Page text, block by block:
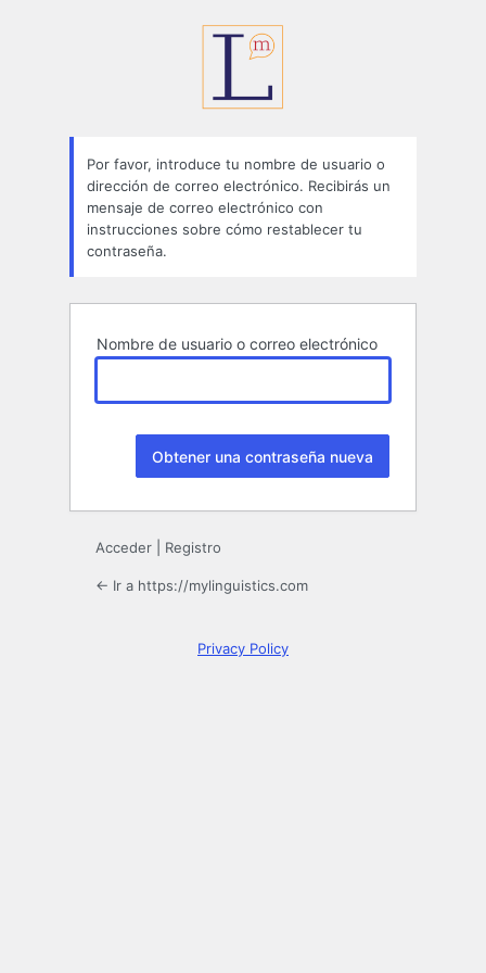
Por favor, introduce tu nombre de usuario o
dirección de correo electrónico. Recibirás un
mensaje de correo electrónico con
instrucciones sobre cómo restablecer tu
contraseña.
Nombre de usuario o correo electrónico
Acceder Registro
← Ir a https://mylinguistics.com
Privacy Policy